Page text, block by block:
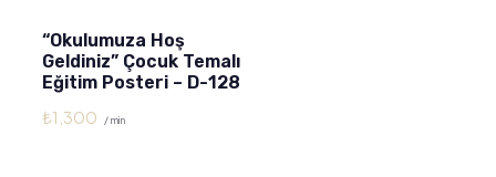
“Okulumuza Hoş
Geldiniz” Çocuk Temalı
Eğitim Posteri – D-128
₺1,300 / min